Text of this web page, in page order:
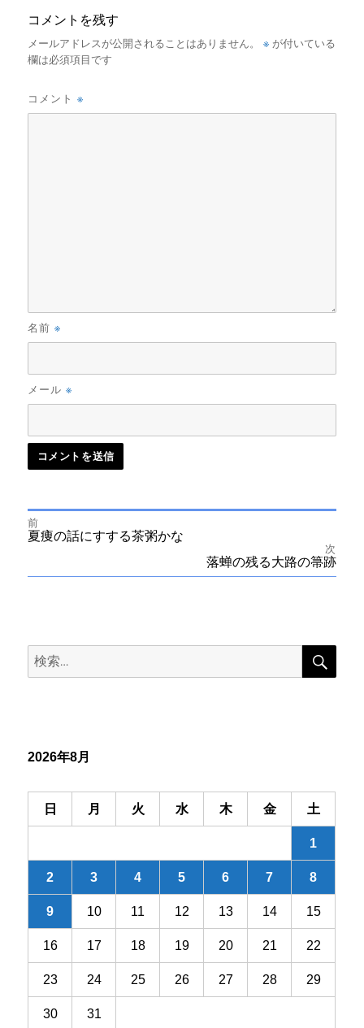
コメントを残す
メールアドレスが公開されることはありません。 ※ が付いている
欄は必須項目です
コメント※
名前※
メール※
投
ゲ
ン
前
前
の
夏痩の話にすする茶粥かな
次
落蝉の残る大路の箒跡
検
索:
検
2026年8月
日 月 火 水 木 金 土
1
2 3 4 5 6 7 8
9 10 11 12 13 14 15
16 17 18 19 20 21 22
23 24 25 26 27 28 29
30 31